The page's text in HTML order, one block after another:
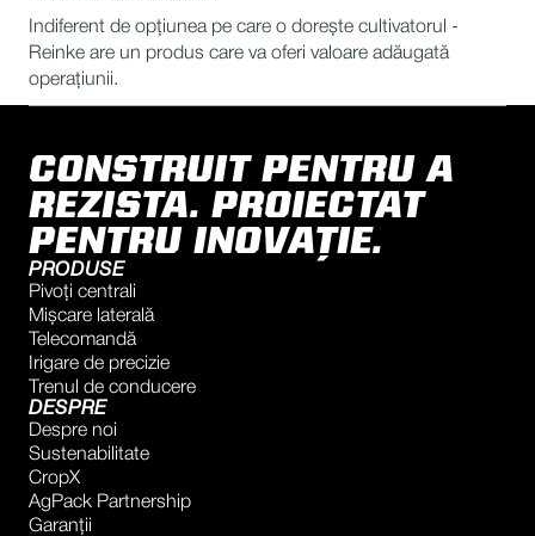
Indiferent de opțiunea pe care o dorește cultivatorul -
Reinke are un produs care va oferi valoare adăugată
operațiunii.
CONSTRUIT PENTRU A
REZISTA. PROIECTAT
PENTRU INOVAȚIE.
PRODUSE
Pivoți centrali
Mișcare laterală
Telecomandă
Irigare de precizie
Trenul de conducere
DESPRE
Despre noi
Sustenabilitate
CropX
AgPack Partnership
Garanţii